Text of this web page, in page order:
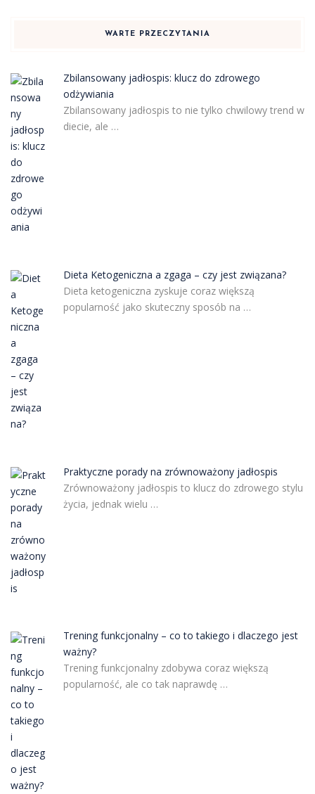
WARTE PRZECZYTANIA
Zbilansowany jadłospis: klucz do zdrowego
odżywiania
Zbilansowany jadłospis to nie tylko chwilowy trend w
diecie, ale …
Dieta Ketogeniczna a zgaga – czy jest związana?
Dieta ketogeniczna zyskuje coraz większą
popularność jako skuteczny sposób na …
Praktyczne porady na zrównoważony jadłospis
Zrównoważony jadłospis to klucz do zdrowego stylu
życia, jednak wielu …
Trening funkcjonalny – co to takiego i dlaczego jest
ważny?
Trening funkcjonalny zdobywa coraz większą
popularność, ale co tak naprawdę …